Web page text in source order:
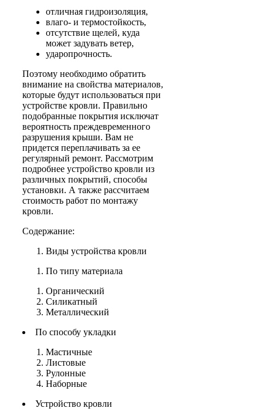
отличная гидроизоляция,
влаго- и термостойкость,
отсутствие щелей, куда
может задувать ветер,
ударопрочность.
Поэтому необходимо обратить
внимание на свойства материалов,
которые будут использоваться при
устройстве кровли. Правильно
подобранные покрытия исключат
вероятность преждевременного
разрушения крыши. Вам не
придется переплачивать за ее
регулярный ремонт. Рассмотрим
подробнее устройство кровли из
различных покрытий, способы
установки. А также рассчитаем
стоимость работ по монтажу
кровли.
Содержание:
Виды устройства кровли
По типу материала
Органический
Силикатный
Металлический
По способу укладки
Мастичные
Листовые
Рулонные
Наборные
Устройство кровли